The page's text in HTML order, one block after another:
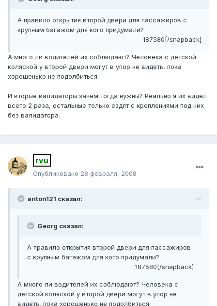
А правило открытия второй двери для пассажиров с
крупным багажом для кого придумали?
187580[/snapback]
А много ли водителей их соблюдают? Человека с детской
коляской у второй двери могут в упор не видеть, пока
хорошенько не подолбиться.
И вторые валидаторы зачем тогда нужны? Реально я их видел
всего 2 раза, остальные только ездят с креплениями под них
без валидатора.
rvu
Опубликовано 28 февраля, 2008
anton121 сказал:
Georg сказал:
А правило открытия второй двери для пассажиров
с крупным багажом для кого придумали?
187580[/snapback]
А много ли водителей их соблюдают? Человека с
детской коляской у второй двери могут в упор не
видеть, пока хорошенько не подолбиться.